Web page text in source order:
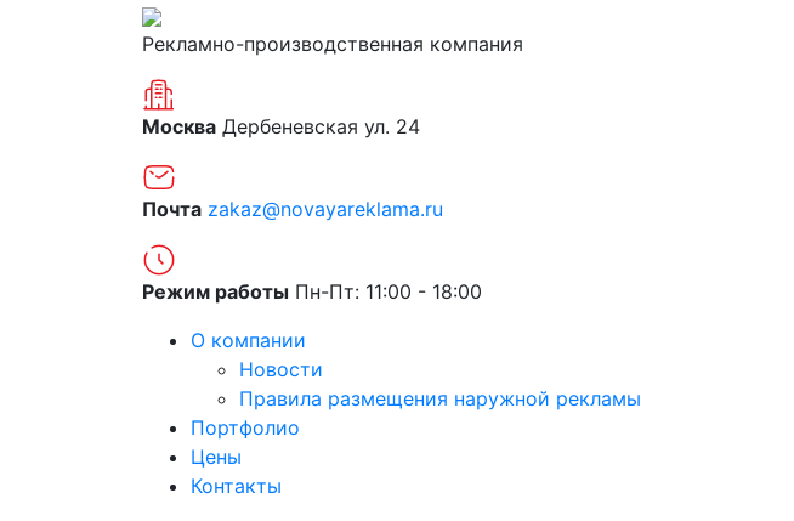
Рекламно-производственная компания
Москва Дербеневская ул. 24
Почта zakaz@novayareklama.ru
Режим работы Пн-Пт: 11:00 - 18:00
О компании
Новости
Правила размещения наружной рекламы
Портфолио
Цены
Контакты